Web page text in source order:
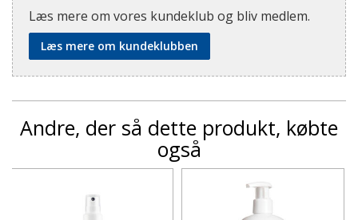
Læs mere om vores kundeklub og bliv medlem.
Læs mere om kundeklubben
Andre, der så dette produkt, købte
også